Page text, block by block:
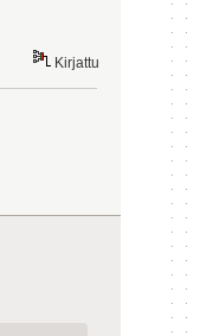
Kirjattu